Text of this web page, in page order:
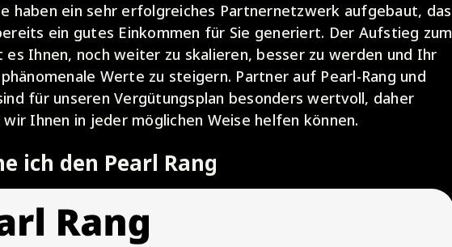
haben ein sehr erfolgreiches Partnernetzwerk aufgebaut, das
ein gutes Einkommen für Sie generiert. Der Aufstieg zum
es Ihnen, noch weiter zu skalieren, besser zu werden und Ihr
Werte zu steigern. Partner auf Pearl-Rang und
für unseren Vergütungsplan besonders wertvoll, daher
Ihnen in jeder möglichen Weise helfen können.
ich den Pearl Rang